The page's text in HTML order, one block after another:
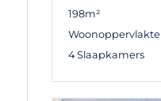
198m²
Woonoppervlakte
4 Slaapkamers